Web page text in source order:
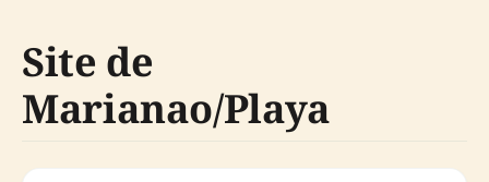
Site de
Marianao/Playa